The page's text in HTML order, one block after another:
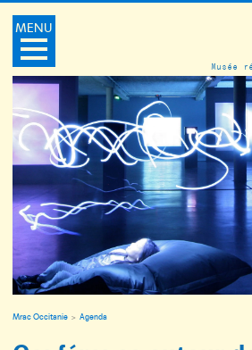
MENU
Musée
Mrac Occitanie Agenda